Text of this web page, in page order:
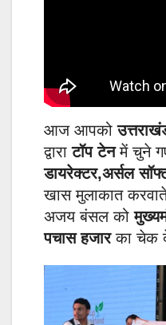
आज आपको
द्वाराटॉप टेनमें चुने
डायरेक्टर,अर्सल
खास मुलाकात
अजय बंसल को
पचास हजारका चेक दे